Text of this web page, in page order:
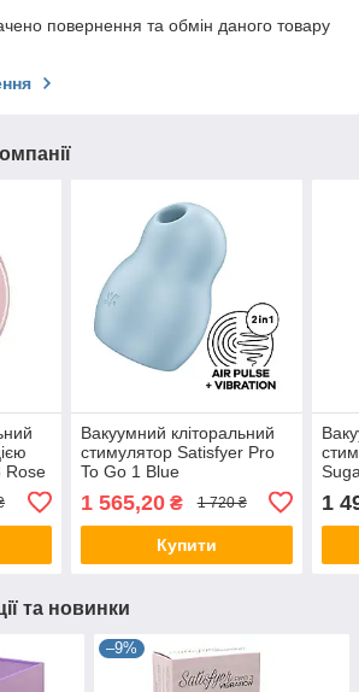
повернення та обмін даного товару
Rose
Вакуумний кліторальний
стимулятор Satisfyer Pro
To Go 1 Blue
1 565,20₴ 1 720 ₴
Купити
1
та новинки
–9%